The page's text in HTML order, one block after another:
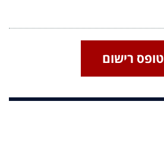
טופס רישום